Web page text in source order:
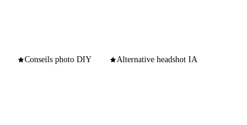
Conseils photo DIY Alternative headshot IA